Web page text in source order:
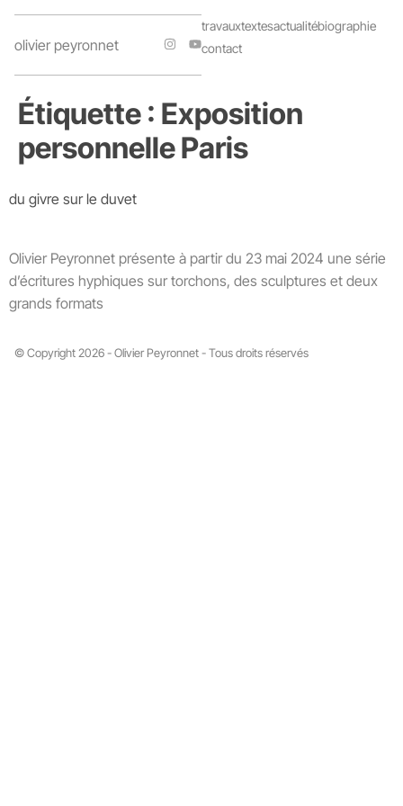
olivier peyronnet
travauxtextesactualitébiographie
contact
Étiquette : Exposition
personnelle Paris
du givre sur le duvet
Olivier Peyronnet présente à partir du 23 mai 2024 une série
d’écritures hyphiques sur torchons, des sculptures et deux
grands formats
© Copyright 2026 - Olivier Peyronnet - Tous droits réservés